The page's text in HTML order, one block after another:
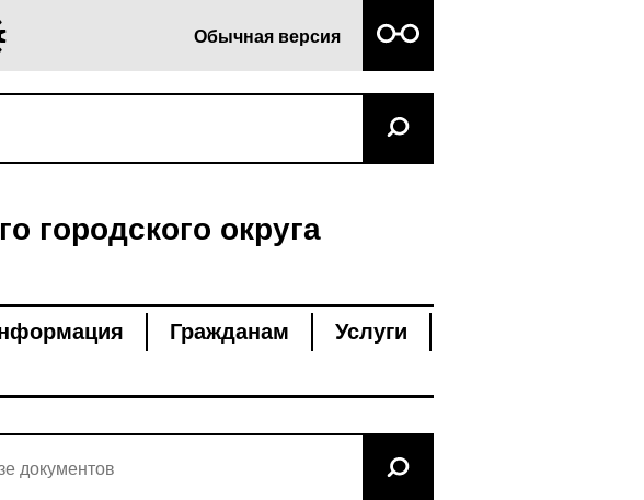
Обычная версия
городского округа
Гражданам
Услуги